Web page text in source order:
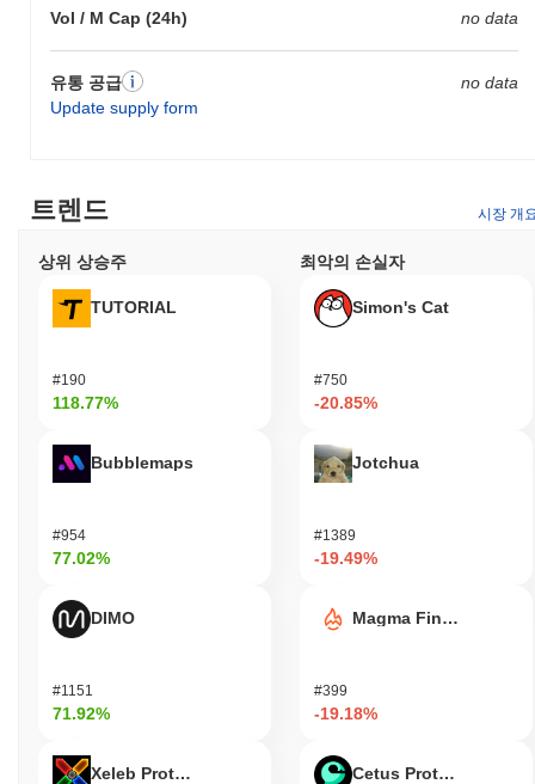
Vol / M Cap (24h) no data
유통 공급
Update supply form
no data
트렌드 시장 개
상위 상승주
TUTORIAL
#190
118.77%
Bubblemaps
#954
77.02%
DIMO
#1151
71.92%
Xeleb Protocol
최악의 손실자
Simon's Cat
#750
-20.85%
Jotchua
#1389
-19.49%
Magma Finance
#399
-19.18%
Cetus Protocol